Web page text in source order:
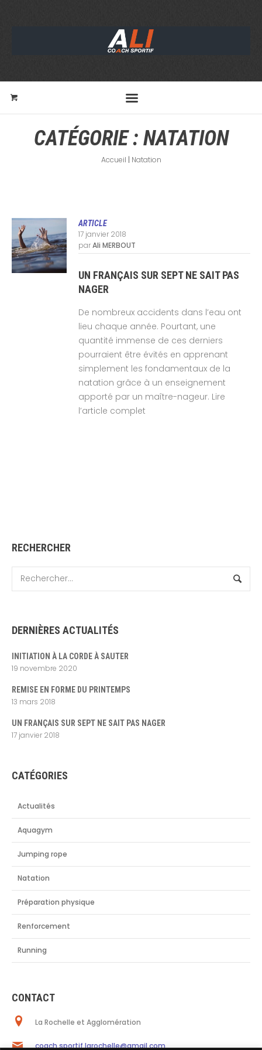
CATÉGORIE : NATATION
Accueil | Natation
ARTICLE
17 janvier 2018
parAli MERBOUT
UN FRANÇAIS SUR SEPT NE SAIT PAS
NAGER
De nombreux accidents dans l’eau ont
lieu chaque année. Pourtant, une
quantité immense de ces derniers
pourraient être évités en apprenant
simplement les fondamentaux de la
natation grâce à un enseignement
apporté par un maître-nageur. Lire
l’article complet
RECHERCHER
DERNIÈRES ACTUALITÉS
INITIATION À LA CORDE À SAUTER
19 novembre 2020
REMISE EN FORME DU PRINTEMPS
13 mars 2018
UN FRANÇAIS SUR SEPT NE SAIT PAS NAGER
17 janvier 2018
CATÉGORIES
Actualités
Aquagym
Jumping rope
Natation
Préparation physique
Renforcement
Running
CONTACT
La Rochelle et Agglomération
coach.sportif.larochelle@gmail.com